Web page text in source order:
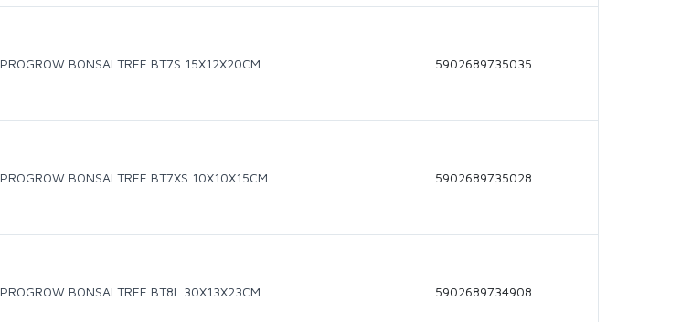
PROGROW BONSAI TREE BT7S 15X12X20CM 5902689735035
PROGROW BONSAI TREE BT7XS 10X10X15CM 5902689735028
PROGROW BONSAI TREE BT8L 30X13X23CM 5902689734908